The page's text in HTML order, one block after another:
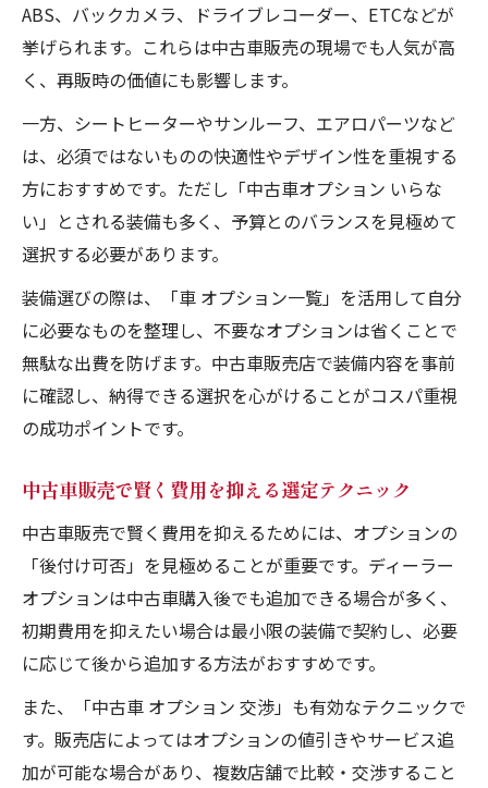
ABS、バックカメラ、ドライブレコーダー、ETCなどが
挙げられます。これらは中古車販売の現場でも人気が高
く、再販時の価値にも影響します。
一方、シートヒーターやサンルーフ、エアロパーツなど
は、必須ではないものの快適性やデザイン性を重視する
方におすすめです。ただし「中古車オプション いらな
い」とされる装備も多く、予算とのバランスを見極めて
選択する必要があります。
装備選びの際は、「車 オプション一覧」を活用して自分
に必要なものを整理し、不要なオプションは省くことで
無駄な出費を防げます。中古車販売店で装備内容を事前
に確認し、納得できる選択を心がけることがコスパ重視
の成功ポイントです。
中古車販売で賢く費用を抑える選定テクニック
中古車販売で賢く費用を抑えるためには、オプションの
「後付け可否」を見極めることが重要です。ディーラー
オプションは中古車購入後でも追加できる場合が多く、
初期費用を抑えたい場合は最小限の装備で契約し、必要
に応じて後から追加する方法がおすすめです。
また、「中古車 オプション 交渉」も有効なテクニックで
す。販売店によってはオプションの値引きやサービス追
加が可能な場合があり、複数店舗で比較・交渉すること